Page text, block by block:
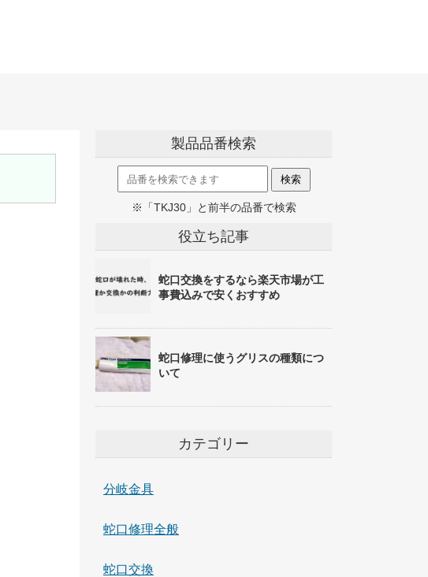
製品品番検索
※「TKJ30」と前半の品番で検索
役立ち記事
蛇口交換をするなら楽天市場が工
事費込みで安くおすすめ
蛇口修理に使うグリスの種類につ
いて
カテゴリー
分岐金具
蛇口修理全般
蛇口交換